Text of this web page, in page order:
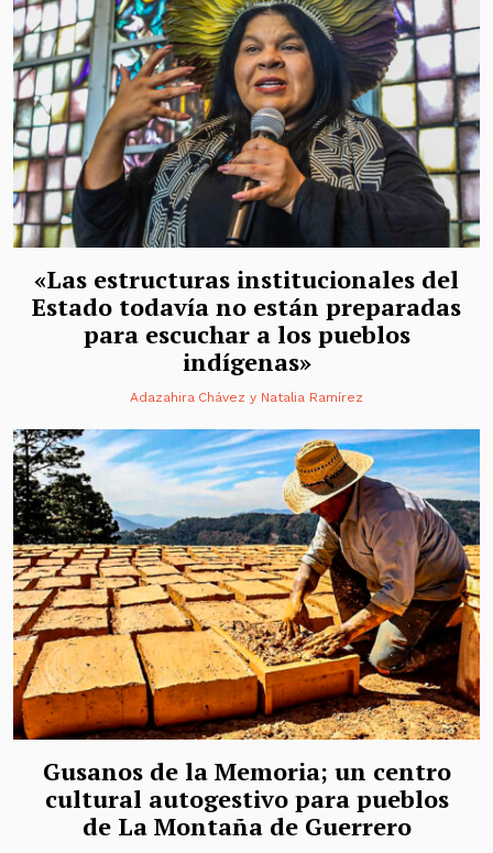
«Las estructuras institucionales del
Estado todavía no están preparadas
para escuchar a los pueblos
indígenas»
Adazahira Chávez y Natalia Ramírez
Gusanos de la Memoria; un centro
cultural autogestivo para pueblos
de La Montaña de Guerrero